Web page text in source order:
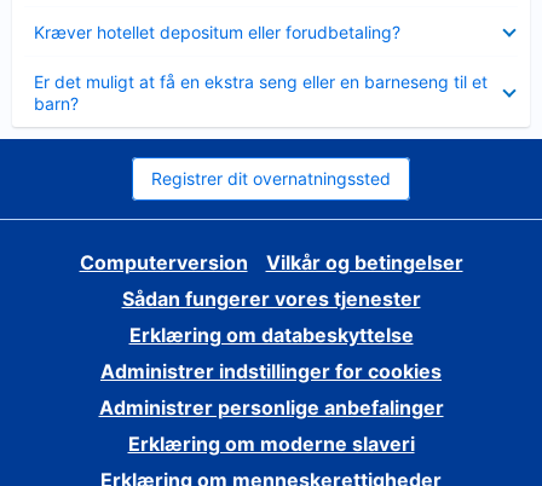
Kræver hotellet depositum eller forudbetaling?
Er det muligt at få en ekstra seng eller en barneseng til et
barn?
Registrer dit overnatningssted
Computerversion
Vilkår og betingelser
Sådan fungerer vores tjenester
Erklæring om databeskyttelse
Administrer indstillinger for cookies
Administrer personlige anbefalinger
Erklæring om moderne slaveri
Erklæring om menneskerettigheder